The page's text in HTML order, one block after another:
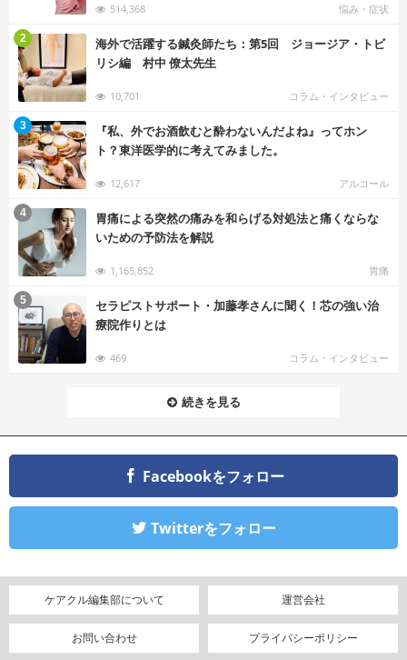
514,368 悩み・症状
海外で活躍する鍼灸師たち：第5回 ジョージア・トビ
リシ編 村中 僚太先生
10,701 コラム・インタビュー
2
『私、外でお酒飲むと酔わないんだよね』ってホン
ト？東洋医学的に考えてみました。
12,617 アルコール
3
胃痛による突然の痛みを和らげる対処法と痛くならな
いための予防法を解説
1,165,852 胃痛
4
セラピストサポート・加藤孝さんに聞く！芯の強い治
療院作りとは
469 コラム・インタビュー
5
続きを見る
Facebookをフォロー
Twitterをフォロー
ケアクル編集部について 運営会社
お問い合わせ プライバシーポリシー